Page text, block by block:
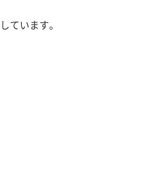
ています。